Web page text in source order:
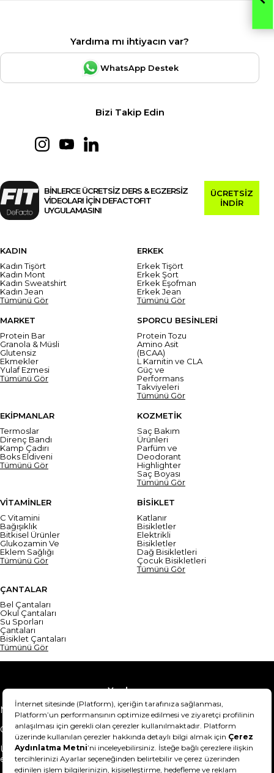
Yardıma mı ihtiyacın var?
WhatsApp Destek
Bizi Takip Edin
BİNLERCE ÜCRETSİZ DERS & EGZERSİZ
VİDEOLARI İÇİN DEFACTOFIT
UYGULAMASINI
ÜCRETSİZ
İNDİR
KADIN
Kadın Tişört
Kadın Mont
Kadın Sweatshirt
Kadın Jean
Tümünü Gör
ERKEK
Erkek Tişört
Erkek Şort
Erkek Eşofman
Erkek Jean
Tümünü Gör
MARKET
Protein Bar
Granola & Müsli
Glutensiz
Ekmekler
Yulaf Ezmesi
Tümünü Gör
SPORCU BESİNLERİ
Protein Tozu
Amino Asit
(BCAA)
L Karnitin ve CLA
Güç ve
Performans
Takviyeleri
Tümünü Gör
EKİPMANLAR
Termoslar
Direnç Bandı
Kamp Çadırı
Boks Eldiveni
Tümünü Gör
KOZMETİK
Saç Bakım
Ürünleri
Parfüm ve
Deodorant
Highlighter
Saç Boyası
Tümünü Gör
VİTAMİNLER
C Vitamini
Bağışıklık
Bitkisel Ürünler
Glukozamin Ve
Eklem Sağlığı
Tümünü Gör
BİSİKLET
Katlanır
Bisikletler
Elektrikli
Bisikletler
Dağ Bisikletleri
Çocuk Bisikletleri
Tümünü Gör
ÇANTALAR
Bel Çantaları
Okul Çantaları
Su Sporları
Çantaları
Bisiklet Çantaları
Tümünü Gör
Yardım
Mesafeli Satış Sözleşmesi
Teslimat Bilgisi
Gizlilik Sözleşmesi
Şartlar & Koşullar
Ürünümü nasıl iade
edebilirim?
Hakkımızda